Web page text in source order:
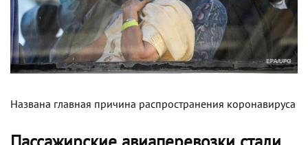
Названа главная причина распространения коронавируса